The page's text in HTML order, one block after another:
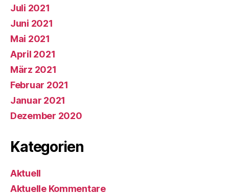
Juli 2021
Juni 2021
Mai 2021
April 2021
März 2021
Februar 2021
Januar 2021
Dezember 2020
Kategorien
Aktuell
Aktuelle Kommentare